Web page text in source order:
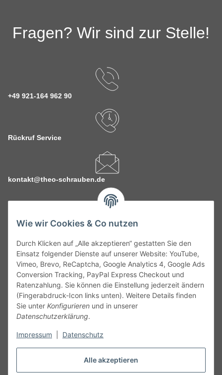
Alle akzeptieren
Wie wir Cookies & Co nutzen
Durch Klicken auf „Alle akzeptieren“ gestatten Sie den
Einsatz folgender Dienste auf unserer Website: YouTube,
Vimeo, Brevo, ReCaptcha, Google Analytics 4, Google Ads
Conversion Tracking, PayPal Express Checkout und
Ratenzahlung. Sie können die Einstellung jederzeit ändern
(Fingerabdruck-Icon links unten). Weitere Details finden
Sie unter Konfigurieren und in unserer
Datenschutzerklärung.
Impressum Datenschutz
Fragen? Wir sind zur Stelle!
+49 921-164 962 90
Rückruf Service
kontakt@theo-schrauben.de
Service
Gesetzliche Informationen
Alle technischen Angaben ohne Gewähr. Irrtümer und fehlerhafte
Angaben vorbehalten. Wenn Sie Datenblätter oder spezielle
unseren Kundenservice. Abbildungen der Artikel können
Vertrag widerrufen